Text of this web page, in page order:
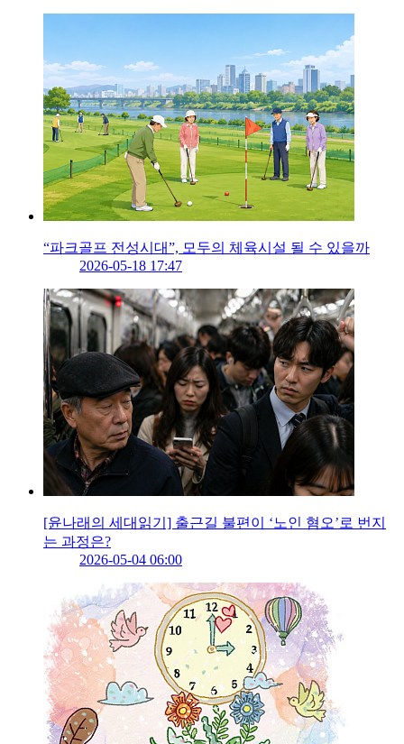
“파크골프 전성시대”, 모두의 체육시설 될 수 있을까
2026-05-18 17:47
[윤나래의 세대읽기] 출근길 불편이 ‘노인 혐오’로 번지
는 과정은?
2026-05-04 06:00